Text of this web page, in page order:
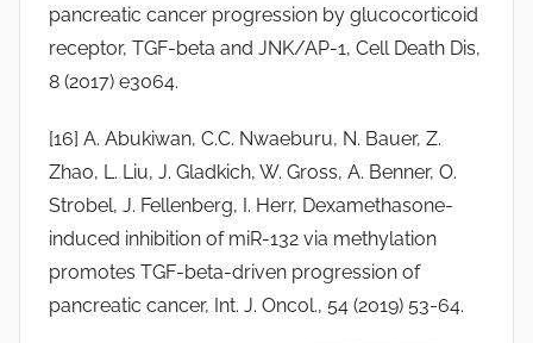
pancreatic cancer progression by glucocorticoid
receptor, TGF-beta and JNK/AP-1, Cell Death Dis,
8 (2017) e3064.
[16] A. Abukiwan, C.C. Nwaeburu, N. Bauer, Z.
Zhao, L. Liu, J. Gladkich, W. Gross, A. Benner, O.
Strobel, J. Fellenberg, I. Herr, Dexamethasone-
induced inhibition of miR-132 via methylation
promotes TGF-beta-driven progression of
pancreatic cancer, Int. J. Oncol., 54 (2019) 53-64.